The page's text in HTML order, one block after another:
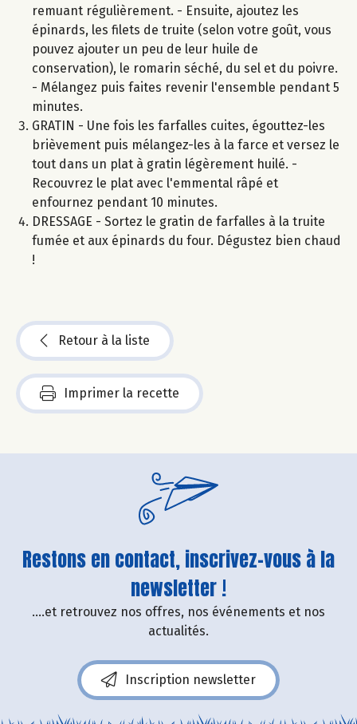
remuant régulièrement. - Ensuite, ajoutez les
épinards, les filets de truite (selon votre goût, vous
pouvez ajouter un peu de leur huile de
conservation), le romarin séché, du sel et du poivre.
- Mélangez puis faites revenir l'ensemble pendant 5
minutes.
GRATIN - Une fois les farfalles cuites, égouttez-les
brièvement puis mélangez-les à la farce et versez le
tout dans un plat à gratin légèrement huilé. -
Recouvrez le plat avec l'emmental râpé et
enfournez pendant 10 minutes.
DRESSAGE - Sortez le gratin de farfalles à la truite
fumée et aux épinards du four. Dégustez bien chaud
!
Retour à la liste
Imprimer la recette
Restons en contact, inscrivez-vous à la
newsletter !
....et retrouvez nos offres, nos événements et nos
actualités.
Inscription newsletter